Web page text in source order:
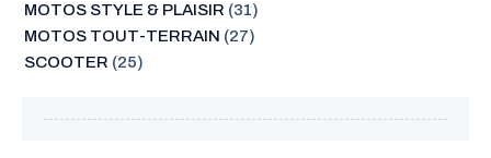
MOTOS STYLE & PLAISIR (31)
MOTOS TOUT-TERRAIN (27)
SCOOTER (25)